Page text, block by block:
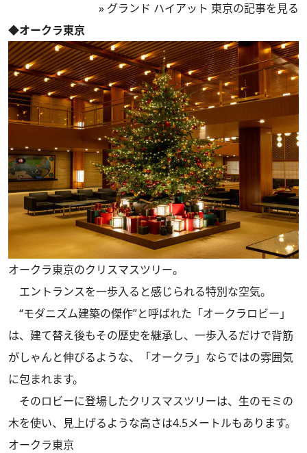
» グランド ハイアット 東京の記事を見る
◆オークラ東京
オークラ東京のクリスマスツリー。
エントランスを一歩入ると感じられる特別な空気。
“モダニズム建築の傑作”と呼ばれた「オークラロビー」
は、建て替え後もその歴史を継承し、一歩入るだけで背筋
がしゃんと伸びるような、「オークラ」ならではの雰囲気
に包まれます。
そのロビーに登場したクリスマスツリーは、生のモミの
木を使い、見上げるような高さは4.5メートルもあります。
オークラ東京